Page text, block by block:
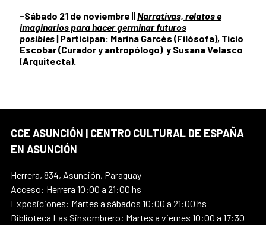
-Sábado 21 de noviembre || Narrativas, relatos e
imaginarios para hacer germinar futuros
posibles||Participan: Marina Garcés (Filósofa), Ticio
Escobar (Curador y antropólogo) y Susana Velasco
(Arquitecta).
CCE ASUNCIÓN | CENTRO CULTURAL DE ESPAÑA
EN ASUNCIÓN
Herrera, 834, Asunción, Paraguay
Acceso: Herrera 10:00 a 21:00 hs
Exposiciones: Martes a sábados 10:00 a 21:00 hs
Biblioteca Las Sinsombrero: Martes a viernes 10:00 a 17:30